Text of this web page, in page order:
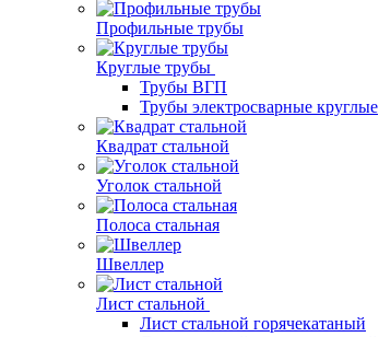
Профильные трубы
Круглые трубы
Трубы ВГП
Трубы электросварные круглые
Квадрат стальной
Уголок стальной
Полоса стальная
Швеллер
Лист стальной
Лист стальной горячекатаный